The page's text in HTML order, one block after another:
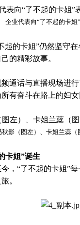
企业代表向“了不起的卡姐
起的卡姐”仍然坚守
的精彩故事。
通话与直播现场进
有奋斗在路上的妇女
秋影（图左）、卡姐兰蕊
卡姐”诞生
，“了不起的卡姐”
。